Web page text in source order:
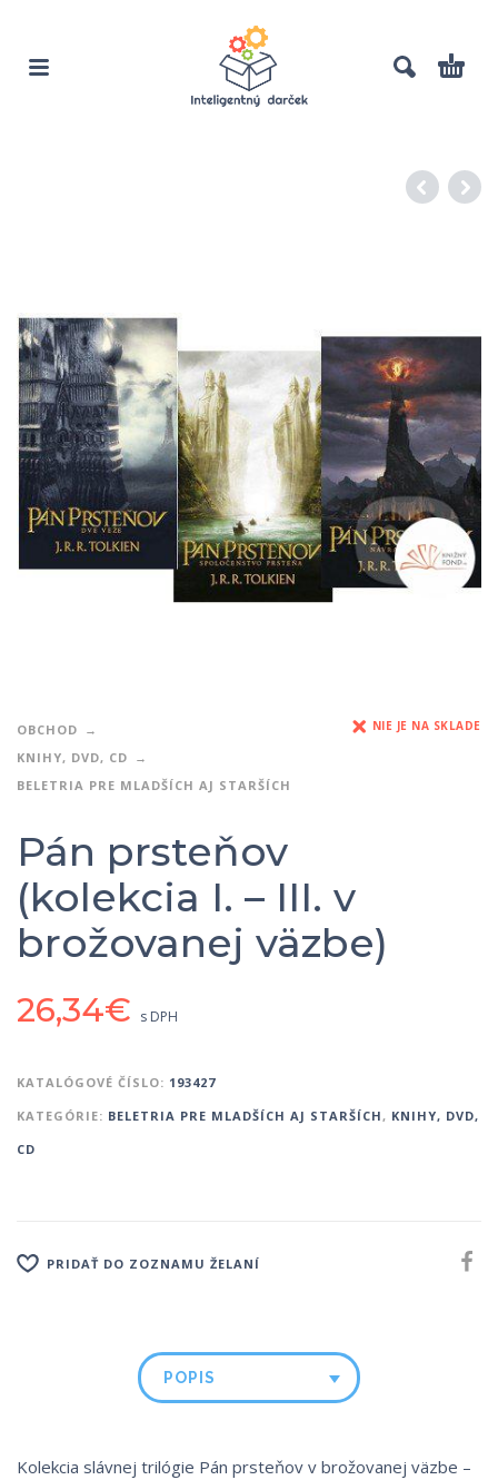
OBCHOD
KNIHY, DVD, CD
BELETRIA PRE MLADŠÍCH AJ STARŠÍCH
NIE JE NA SKLADE
Pán prsteňov
(kolekcia I. – III. v
brožovanej väzbe)
26,34€ s DPH
KATALÓGOVÉ ČÍSLO: 193427
KATEGÓRIE: BELETRIA PRE MLADŠÍCH AJ STARŠÍCH, KNIHY, DVD,
CD
PRIDAŤ DO ZOZNAMU ŽELANÍ
POPIS
Kolekcia slávnej trilógie Pán prsteňov v brožovanej väzbe –